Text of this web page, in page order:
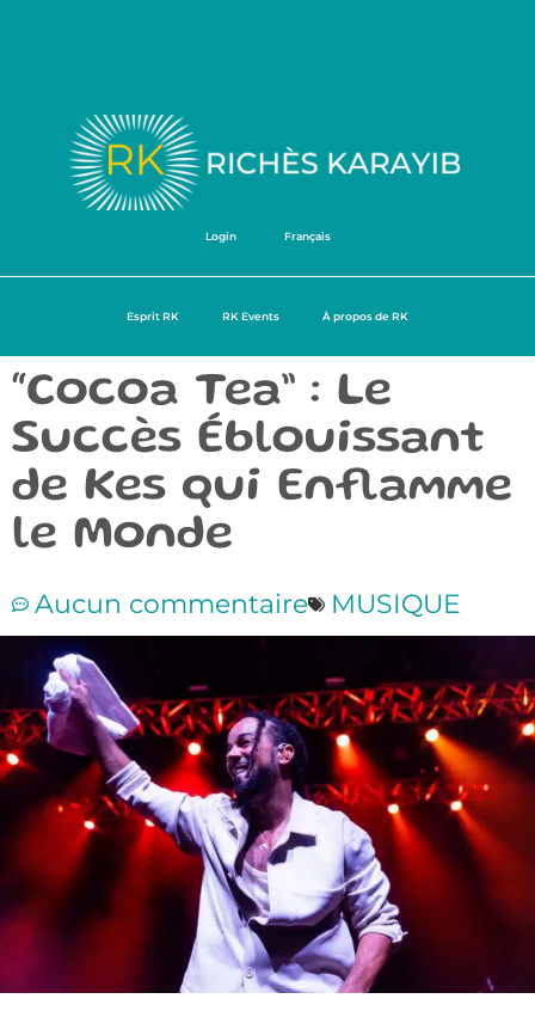
Login Français
Esprit RK RK Events À propos de RK
“Cocoa Tea” : Le
Succès Éblouissant
de Kes qui Enflamme
le Monde
Aucun commentaire MUSIQUE